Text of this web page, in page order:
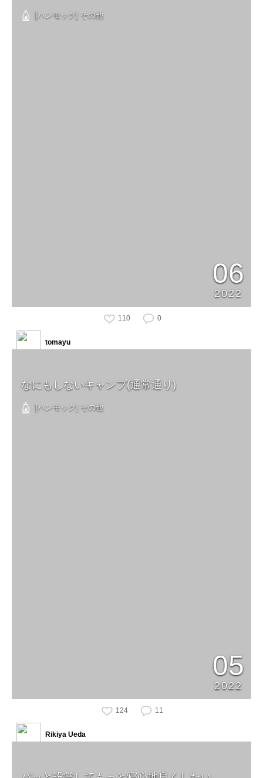
[ハンモック] その他
06
2022
110 0
なにもしないキャンプ(通常通り)
[ハンモック] その他
05
2022
tomayu
124 11
Rikiya Ueda